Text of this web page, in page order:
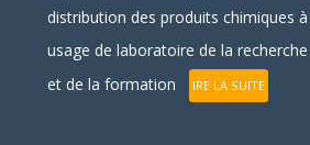
distribution des produits chimiques à
usage de laboratoire de la recherche
et de la formation
IRE LA SUITE